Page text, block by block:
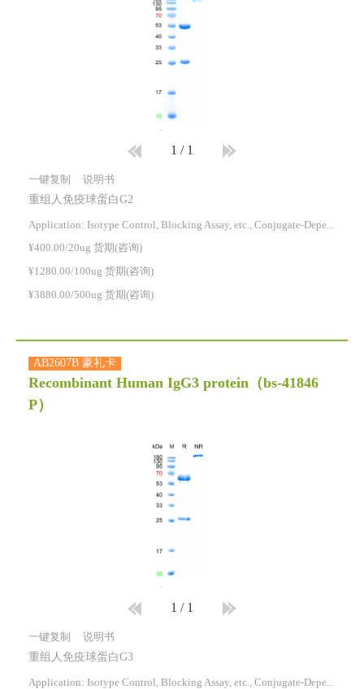
1 / 1
一键复制 说明书
重组人免疫球蛋白G2
Application: Isotype Control, Blocking Assay, etc., Conjugate-Dependent.
¥400.00/20ug 货期(咨询)
¥1280.00/100ug 货期(咨询)
¥3880.00/500ug 货期(咨询)
AB2607B 豪礼卡
Recombinant Human IgG3 protein （bs-41846
P）
1 / 1
一键复制 说明书
重组人免疫球蛋白G3
Application: Isotype Control, Blocking Assay, etc., Conjugate-Dependent.